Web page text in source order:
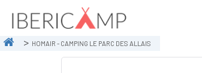
HOMAIR - CAMPING LE PARC DES ALLAIS